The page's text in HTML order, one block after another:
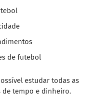
de futebol
estudar todas as
de tempo e dinheiro.